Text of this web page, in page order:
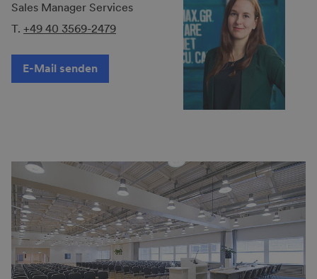
Sales Manager Services
T. +49 40 3569-2479
E-Mail senden